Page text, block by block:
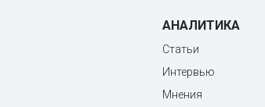
АНАЛИТИКА
Статьи
Интервью
Мнения